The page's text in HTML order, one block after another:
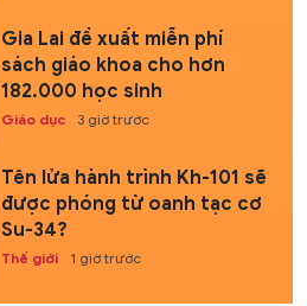
Gia Lai đề xuất miễn phí
sách giáo khoa cho hơn
182.000 học sinh
Giáo dục 3 giờ trước
Tên lửa hành trình Kh-101 sẽ
được phóng từ oanh tạc cơ
Su-34?
Thế giới 1 giờ trước